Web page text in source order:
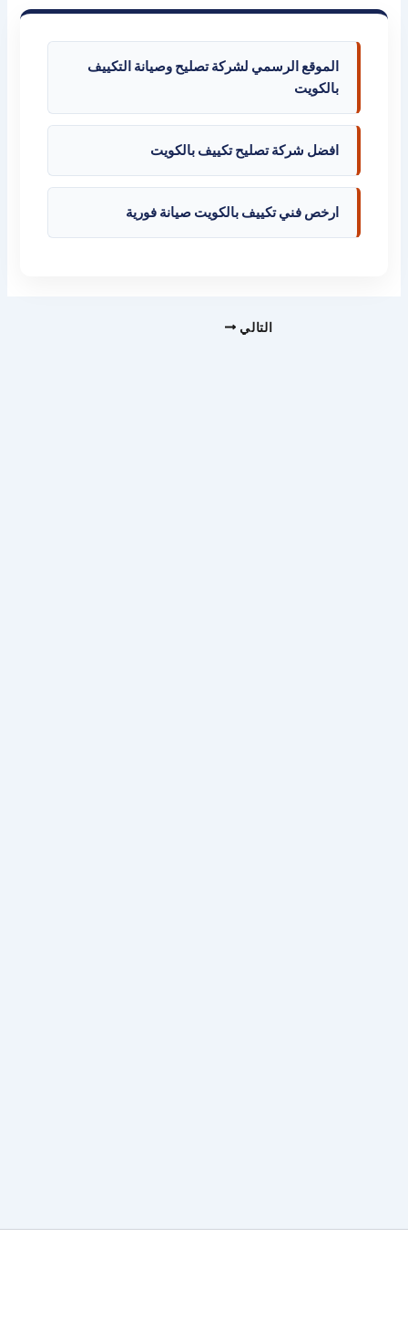
الموقع الرسمي لشركة تصليح وصيانة التكييف
بالكويت
افضل شركة تصليح تكييف بالكويت
ارخص فني تكييف بالكويت صيانة فورية
التالي